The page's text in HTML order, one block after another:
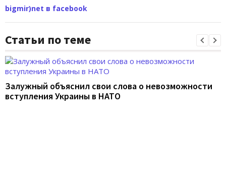
bigmir)net в facebook
Статьи по теме
Залужный объяснил свои слова о невозможности
вступления Украины в НАТО